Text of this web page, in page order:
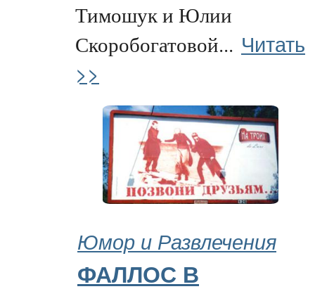
Тимошук и Юлии
Скоробогатовой... Читать
>>
Юмор и Развлечения
ФАЛЛОС В